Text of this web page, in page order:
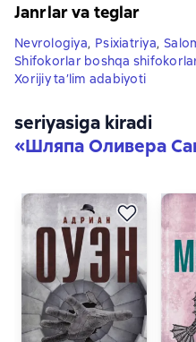
Janrlar va teglar
Nevrologiya, Psixiatriya,
Shifokorlar boshqa
Xorijiy ta’lim adabiyoti
seriyasiga kiradi
«Шляпа Оливера